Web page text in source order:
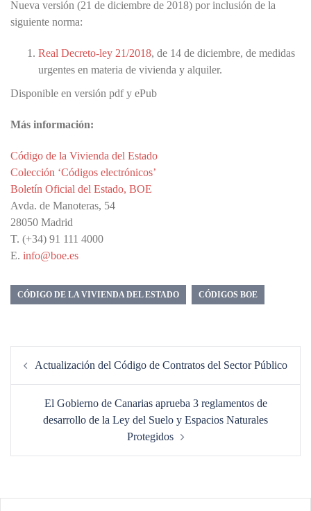
Nueva versión (21 de diciembre de 2018) por inclusión de la
siguiente norma:
Real Decreto-ley 21/2018, de 14 de diciembre, de medidas
urgentes en materia de vivienda y alquiler.
Disponible en versión pdf y ePub
Más información:
Código de la Vivienda del Estado
Colección ‘Códigos electrónicos’
Boletín Oficial del Estado, BOE
Avda. de Manoteras, 54
28050 Madrid
T. (+34) 91 111 4000
E. info@boe.es
CÓDIGO DE LA VIVIENDA DEL ESTADO CÓDIGOS BOE
de
Actualización del Código de Contratos del Sector Público
El Gobierno de Canarias aprueba 3 reglamentos de
desarrollo de la Ley del Suelo y Espacios Naturales
Protegidos